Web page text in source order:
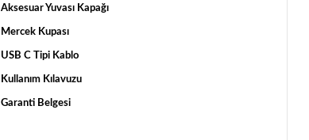
Aksesuar Yuvası Kapağı
Mercek Kupası
USB C Tipi Kablo
Kullanım Kılavuzu
Garanti Belgesi